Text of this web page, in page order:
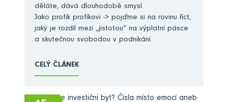
děláte, dává dlouhodobě smysl.
Jako profík profíkovi -> pojďme si na rovinu říct,
jaký je rozdíl mezi „jistotou“ na výplatní pásce
a skutečnou svobodou v podnikání.
CELÝ ČLÁNEK